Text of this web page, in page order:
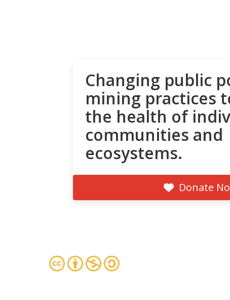
Changing public
mining practices
the health of
communities and
ecosystems.
Donate